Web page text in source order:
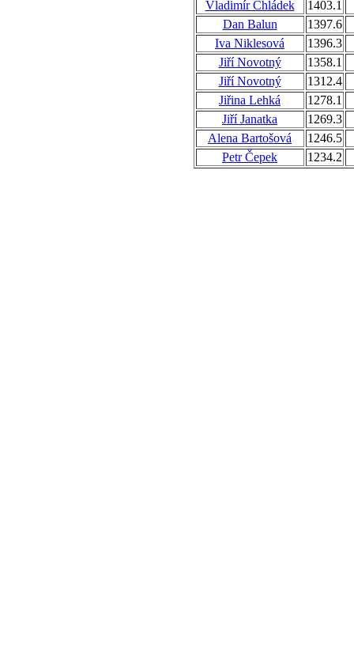
Vladimír Chládek
1403.1
Dan Balun
1397.6
Iva Niklesová
1396.3
Jiří Novotný
1358.1
Jiří Novotný
1312.4
Jiřina Lehká
1278.1
Jiří Janatka
1269.3
Alena Bartošová
1246.5
Petr Čepek
1234.2